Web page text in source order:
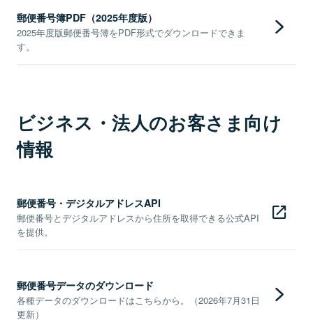
郵便番号簿PDF（2025年度版）
2025年度版郵便番号簿をPDF形式でダウンロードできま
す。
ビジネス・法人のお客さま向け
情報
郵便番号・デジタルアドレスAPI
郵便番号とデジタルアドレスから住所を取得できる公式API
を提供。
郵便番号データのダウンロード
各種データのダウンロードはこちらから。（2026年7月31日
更新）